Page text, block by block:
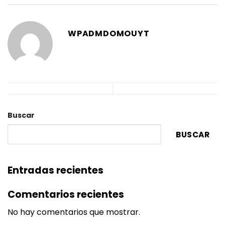
WPADMDOMOUYT
Buscar
BUSCAR
Entradas recientes
Comentarios recientes
No hay comentarios que mostrar.